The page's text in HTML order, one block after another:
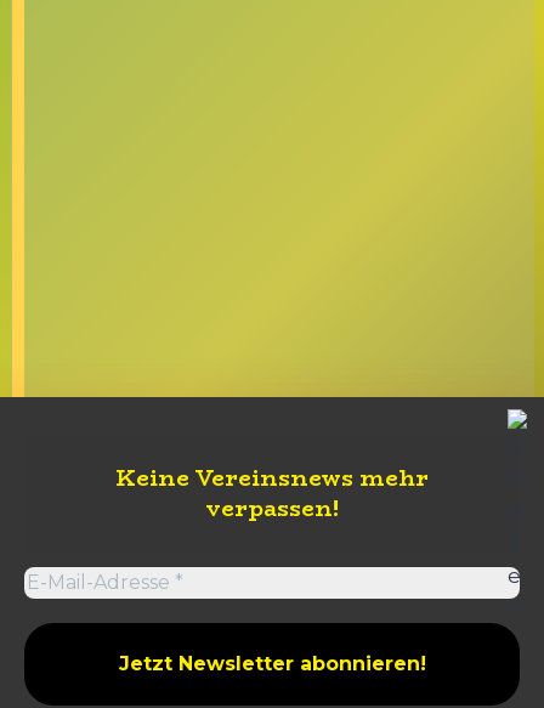
Keine Vereinsnews mehr
verpassen!